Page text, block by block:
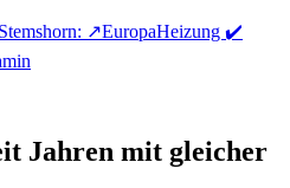
↗️EuropaHeizung ✔️
Jahren mit gleicher